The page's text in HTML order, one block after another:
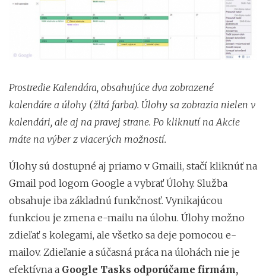
Prostredie Kalendára, obsahujúce dva zobrazené
kalendáre a úlohy (žltá farba). Úlohy sa zobrazia nielen v
kalendári, ale aj na pravej strane. Po kliknutí na Akcie
máte na výber z viacerých možností.
Úlohy sú dostupné aj priamo v Gmaili, stačí kliknúť na
Gmail pod logom Google a vybrať Úlohy. Služba
obsahuje iba základnú funkčnosť. Vynikajúcou
funkciou je zmena e-mailu na úlohu. Úlohy možno
zdieľať s kolegami, ale všetko sa deje pomocou e-
mailov. Zdieľanie a súčasná práca na úlohách nie je
efektívna a Google Tasks odporúčame firmám,